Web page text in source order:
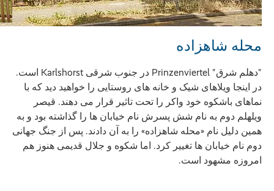
محله شاهزاده
"دهلم شرق" Prinzenviertel در جنوب شرقی Karlshorst است.
در اینجا ویلاهای شیک و خانه های روستایی را خواهید دید که با
نماهای باشکوه خود واکر را تحت تاثیر قرار می دهند. قیصر
ویلهلم دوم به نام شش پسرش نام خیابان ها را گذاشته بود و به
همین دلیل نام «محله شاهزاده» را به آن دادند. پس از جنگ جهانی
دوم نام خیابان ها تغییر کرد. اما شکوه و جلال قدیمی هنوز هم
امروزه مشهود است.